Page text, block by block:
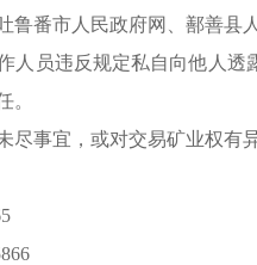
鲁番市人民政府网、 鄯善县
人员违反规定私自向他人
。
尽事宜，或对交易矿业权有